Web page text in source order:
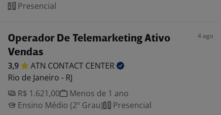
Presencial
Operador De Telemarketing Ativo
Vendas
4 ago
3,9 ATN CONTACT CENTER
Rio de Janeiro - RJ
R$ 1.621,00
Menos de 1 ano
Ensino Médio (2º Grau)
Presencial